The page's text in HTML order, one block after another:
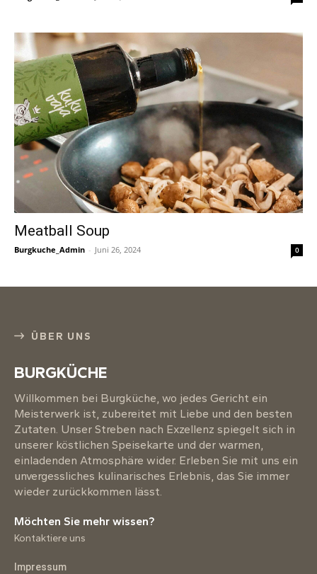
Meatball Soup
Burgkuche_Admin - Juni 26, 2024 0
ÜBER UNS
BURGKÜCHE
Willkommen bei Burgküche, wo jedes Gericht ein
Meisterwerk ist, zubereitet mit Liebe und den besten
Zutaten. Unser Streben nach Exzellenz spiegelt sich in
unserer köstlichen Speisekarte und der warmen,
einladenden Atmosphäre wider. Erleben Sie mit uns ein
unvergessliches kulinarisches Erlebnis, das Sie immer
wieder zurückkommen lässt.
Möchten Sie mehr wissen?
Kontaktiere uns
Impressum